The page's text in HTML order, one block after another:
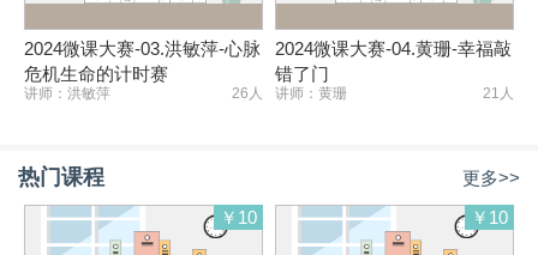
2024微课大赛-03.洪敏萍-心脉
危机生命的计时赛
讲师：洪敏萍 26人
2024微课大赛-04.黄珊-幸福敲
错了门
讲师：黄珊 21人
热门课程 更多>>
￥10 ￥10